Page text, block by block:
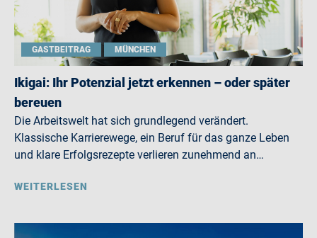
GASTBEITRAG MÜNCHEN
Ikigai: Ihr Potenzial jetzt erkennen – oder später
bereuen
Die Arbeitswelt hat sich grundlegend verändert.
Klassische Karrierewege, ein Beruf für das ganze Leben
und klare Erfolgsrezepte verlieren zunehmend an…
WEITERLESEN